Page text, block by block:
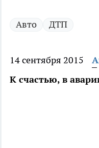
Авто ДТП
14 сентября 2015
К счастью, в